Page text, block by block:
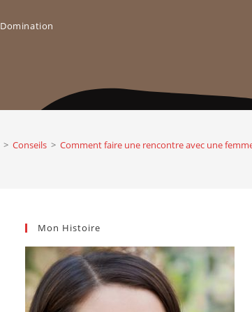
Domination
> Conseils > Comment faire une rencontre avec une
Mon Histoire